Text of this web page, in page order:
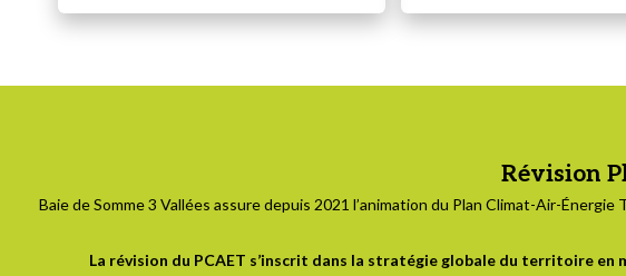
Révision
Baie de Somme 3 Vallées assure depuis 2021 l’animation du Plan Climat-Air-
La révision du PCAET s’inscrit dans la stratégie globale du territoire